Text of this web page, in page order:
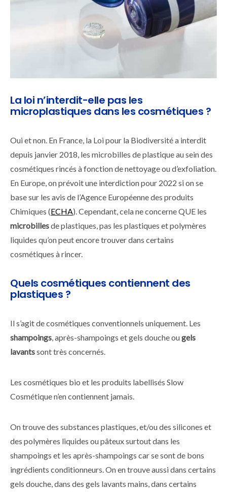
La loi n’interdit-elle pas les
microplastiques dans les cosmétiques ?
Oui et non. En France, la Loi pour la Biodiversité a interdit
depuis janvier 2018, les microbilles de plastique au sein des
cosmétiques rincés à fonction de nettoyage ou d’exfoliation.
En Europe, on prévoit une interdiction pour 2022 si on se
base sur les avis de l’Agence Européenne des produits
Chimiques (ECHA). Cependant, cela ne concerne QUE les
microbillesde plastiques, pas les plastiques et polymères
liquides qu’on peut encore trouver dans certains
cosmétiques à rincer.
Quels cosmétiques contiennent des
plastiques ?
Il s’agit de cosmétiques conventionnels uniquement. Les
shampoings , après-shampoings et gels douche ougels
lavantssont très concernés.
Les cosmétiques bio et les produits labellisés Slow
Cosmétique n’en contiennent jamais.
On trouve des substances plastiques, et/ou des silicones et
des polymères liquides ou pâteux surtout dans les
shampoings et les après-shampoings car se sont de bons
ingrédients conditionneurs. On en trouve aussi dans certains
gels douche, dans des gels lavants mains, dans certains